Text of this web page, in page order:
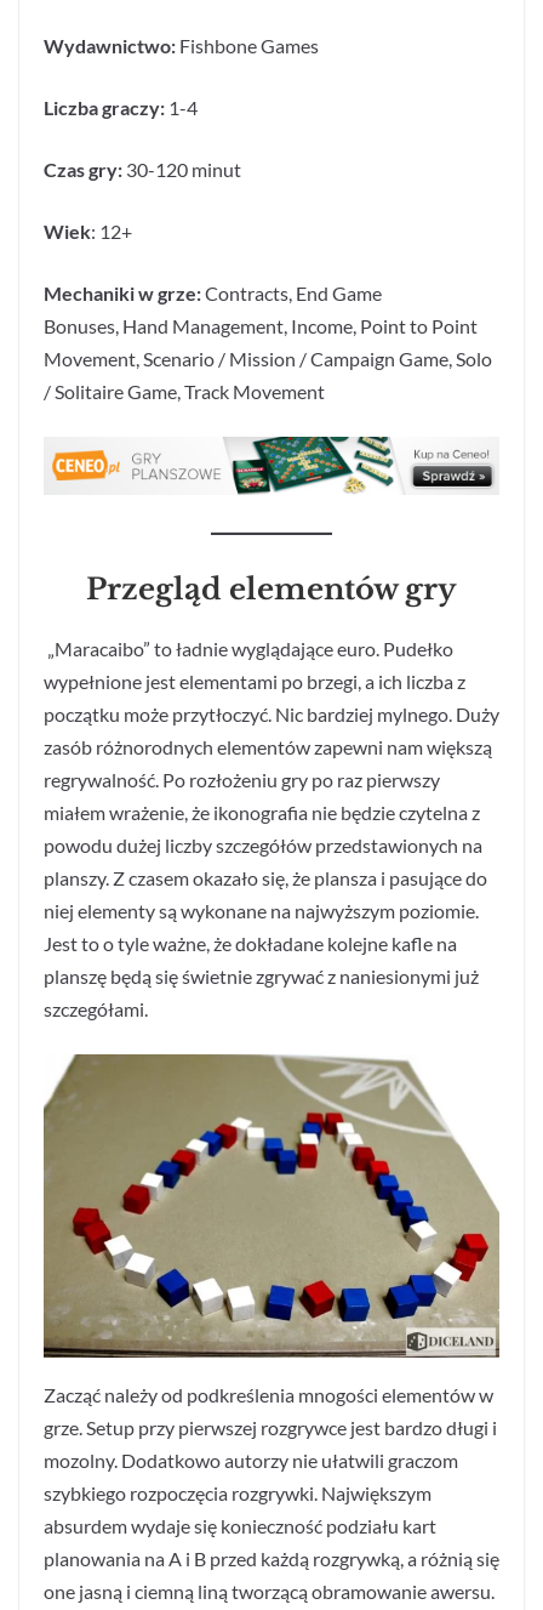
Wydawnictwo: Fishbone Games
Liczba graczy: 1-4
Czas gry: 30-120 minut
Wiek: 12+
Mechaniki w grze:Contracts, End Game
Bonuses, Hand Management, Income, Point to Point
Movement, Scenario / Mission / Campaign Game, Solo
/ Solitaire Game, Track Movement
Przegląd elementów gry
„Maracaibo” to ładnie wyglądające euro. Pudełko
wypełnione jest elementami po brzegi, a ich liczba z
początku może przytłoczyć. Nic bardziej mylnego. Duży
zasób różnorodnych elementów zapewni nam większą
regrywalność. Po rozłożeniu gry po raz pierwszy
miałem wrażenie, że ikonografia nie będzie czytelna z
powodu dużej liczby szczegółów przedstawionych na
planszy. Z czasem okazało się, że plansza i pasujące do
niej elementy są wykonane na najwyższym poziomie.
Jest to o tyle ważne, że dokładane kolejne kafle na
planszę będą się świetnie zgrywać z naniesionymi już
szczegółami.
Zacząć należy od podkreślenia mnogości elementów w
grze. Setup przy pierwszej rozgrywce jest bardzo długi i
mozolny. Dodatkowo autorzy nie ułatwili graczom
szybkiego rozpoczęcia rozgrywki. Największym
absurdem wydaje się konieczność podziału kart
planowania na A i B przed każdą rozgrywką, a różnią się
one jasną i ciemną liną tworzącą obramowanie awersu.